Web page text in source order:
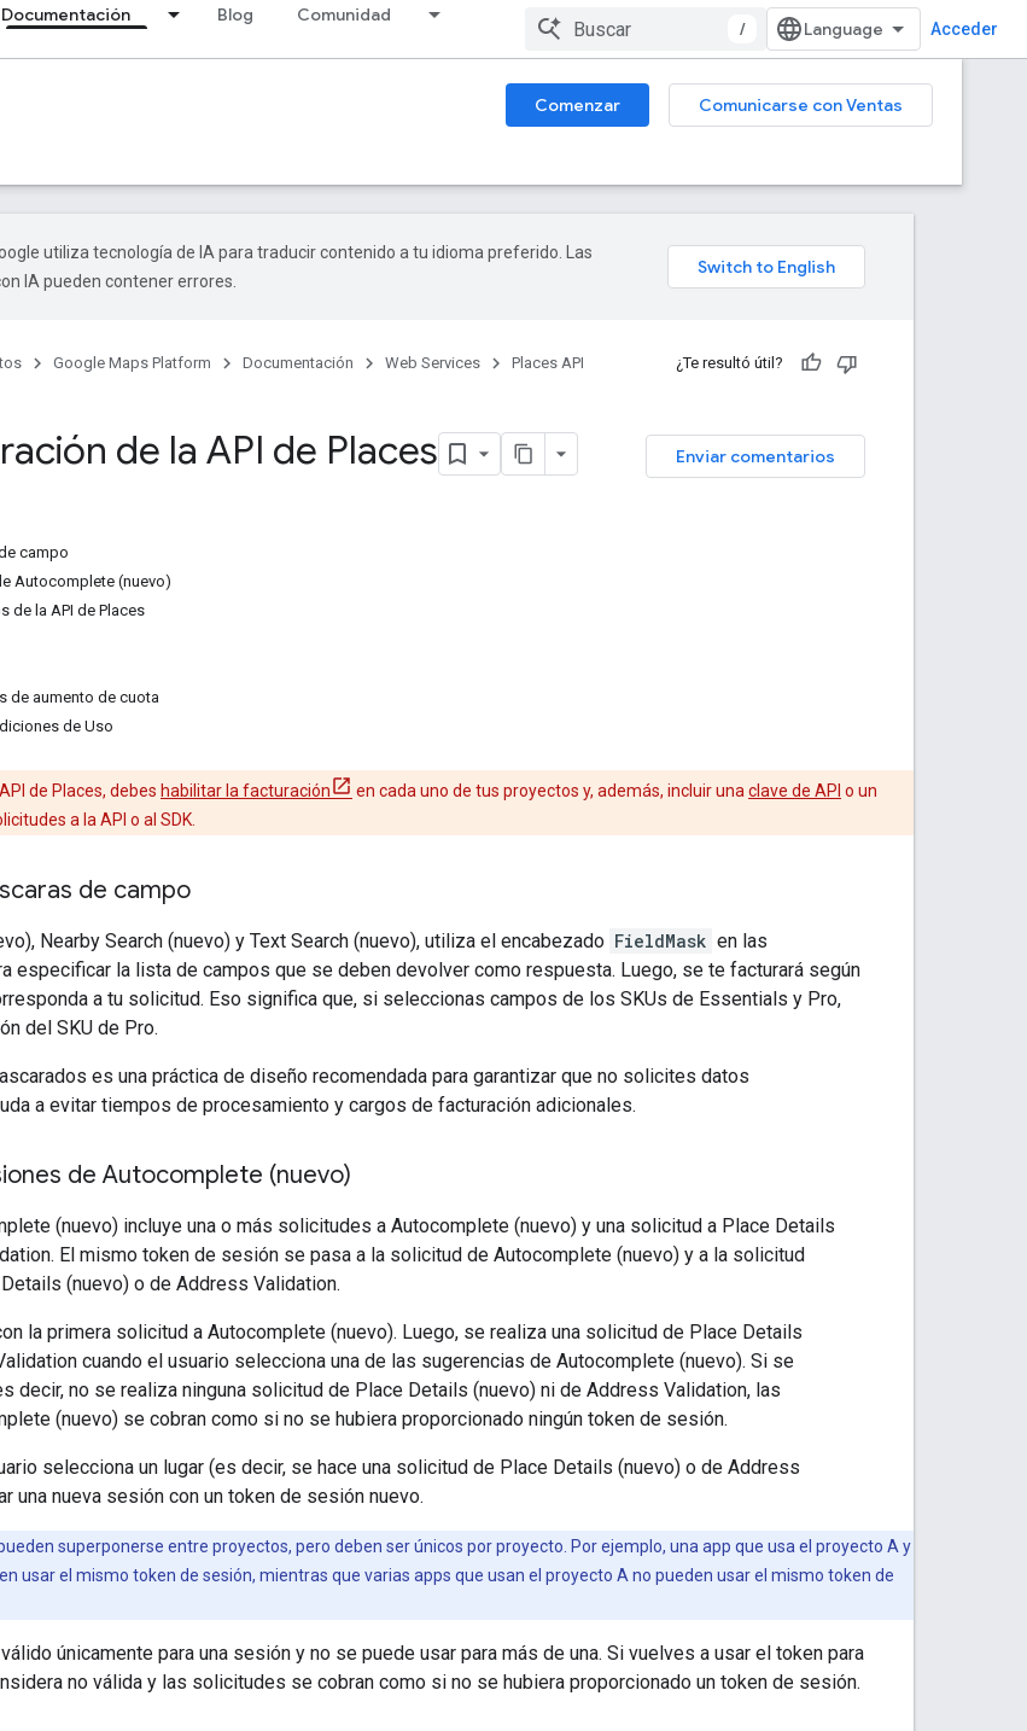
Documentación Blog Comunidad
/ Acceder
Comenzar
Comunicarse con Ventas
utiliza tecnología de IA para traducir contenido a tu idioma preferido. Las
IA pueden contener errores.
Google Maps Platform Documentación Web Services
Places API
¿Te resultó útil?
Enviar comentarios
de la API de Places
campo
Autocomplete (nuevo)
de la API de Places
de aumento de cuota
de Uso
de Places, debes habilitar la facturación en cada uno de tus proyectos y, además, incluir una clave de API o un
a la API o al SDK.
de campo
Nearby Search (nuevo) y Text Search (nuevo), utiliza el encabezado FieldMask en las
especificar la lista de campos que se deben devolver como respuesta. Luego, se te facturará según
a tu solicitud. Eso significa que, si seleccionas campos de los SKUs de Essentials y Pro,
del SKU de Pro.
es una práctica de diseño recomendada para garantizar que no solicites datos
a evitar tiempos de procesamiento y cargos de facturación adicionales.
de Autocomplete (nuevo)
(nuevo) incluye una o más solicitudes a Autocomplete (nuevo) y una solicitud a Place Details
El mismo token de sesión se pasa a la solicitud de Autocomplete (nuevo) y a la solicitud
(nuevo) o de Address Validation.
la primera solicitud a Autocomplete (nuevo). Luego, se realiza una solicitud de Place Details
cuando el usuario selecciona una de las sugerencias de Autocomplete (nuevo). Si se
decir, no se realiza ninguna solicitud de Place Details (nuevo) ni de Address Validation, las
(nuevo) se cobran como si no se hubiera proporcionado ningún token de sesión.
selecciona un lugar (es decir, se hace una solicitud de Place Details (nuevo) o de Address
una nueva sesión con un token de sesión nuevo.
superponerse entre proyectos, pero deben ser únicos por proyecto. Por ejemplo, una app que usa el proyecto A y
usar el mismo token de sesión, mientras que varias apps que usan el proyecto A no pueden usar el mismo token de
únicamente para una sesión y no se puede usar para más de una. Si vuelves a usar el token para
no válida y las solicitudes se cobran como si no se hubiera proporcionado un token de sesión.